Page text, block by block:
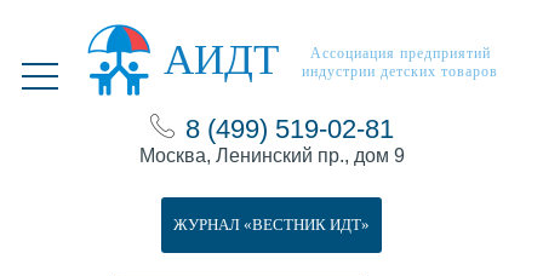
АИДТ
Ассоциация предприятий
индустрии детских товаров
8 (499) 519-02-81
Москва, Ленинский пр., дом 9
ЖУРНАЛ «ВЕСТНИК ИДТ»